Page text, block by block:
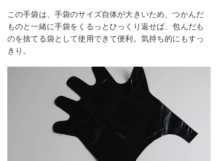
この手袋は、手袋のサイズ自体が大きいため、つかんだ
ものと一緒に手袋をくるっとひっくり返せば、包んだも
のを捨てる袋として使用できて便利。気持ち的にもすっ
きり。